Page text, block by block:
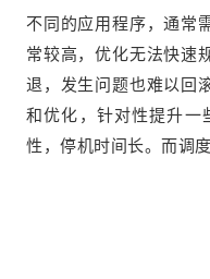
不同的应用程序，通常
常较高，优化无法快速
退，发生问题也难以回
和优化，针对性提升一
性，停机时间长。而调